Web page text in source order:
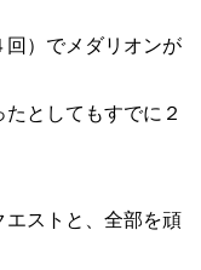
回）でメダリオンが
としてもすでに２
エストと、全部を頑